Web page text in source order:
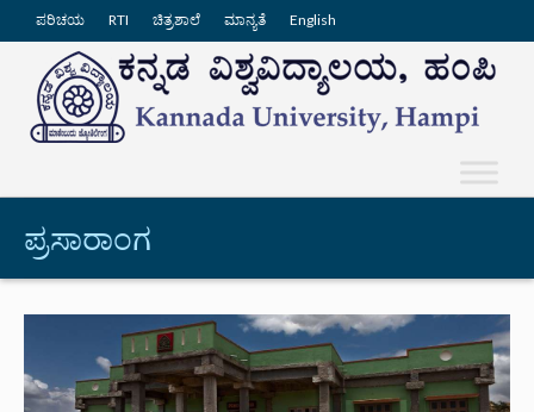
ಪರಿಚಯ RTI ಚಿತ್ರಶಾಲೆ ಮಾನ್ಯತೆ English
ಪ್ರಸಾರಾಂಗ